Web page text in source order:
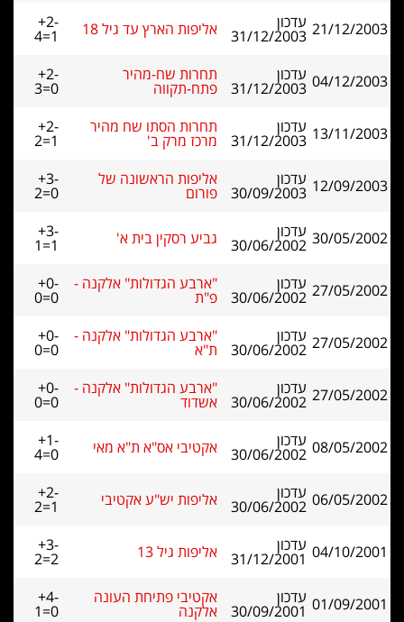
21/12/2003 עדכון
31/12/2003 אליפות הארץ עד גיל 18 +2-
4=1
04/12/2003 עדכון
31/12/2003
תחרות שח-מהיר
פתח-תקווה
+2-
3=0
13/11/2003 עדכון
31/12/2003
תחרות הסתו שח מהיר
מרכז מרק ב'
+2-
2=1
12/09/2003 עדכון
30/09/2003
אליפות הראשונה של
פורום
+3-
2=0
30/05/2002 עדכון
30/06/2002 גביע רסקין בית א' +3-
1=1
27/05/2002 עדכון
30/06/2002
"ארבע הגדולות" אלקנה -
פ"ת
+0-
0=0
27/05/2002 עדכון
30/06/2002
"ארבע הגדולות" אלקנה -
ת"א
+0-
0=0
27/05/2002 עדכון
30/06/2002
"ארבע הגדולות" אלקנה -
אשדוד
+0-
0=0
08/05/2002 עדכון
30/06/2002 אקטיבי אס"א ת"א מאי +1-
4=0
06/05/2002 עדכון
30/06/2002 אליפות יש"ע אקטיבי +2-
2=1
04/10/2001 עדכון
31/12/2001 אליפות גיל 13 +3-
2=2
01/09/2001 עדכון
30/09/2001
אקטיבי פתיחת העונה
אלקנה
+4-
1=0